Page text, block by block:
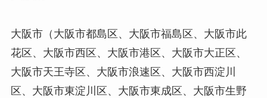
大阪市（大阪市都島区、大阪市福島区、大阪市此
花区、大阪市西区、大阪市港区、大阪市大正区、
大阪市天王寺区、大阪市浪速区、大阪市西淀川
区、大阪市東淀川区、大阪市東成区、大阪市生野